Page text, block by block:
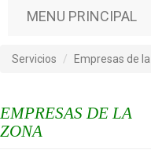
MENU PRINCIPAL
Servicios Empresas de
EMPRESAS DE LA
ZONA